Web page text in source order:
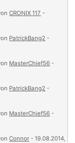
CRONIX 117 -
PatrickBang2 -
MasterChief56 -
PatrickBang2 -
MasterChief56 -
Connor - 19.08.2014,